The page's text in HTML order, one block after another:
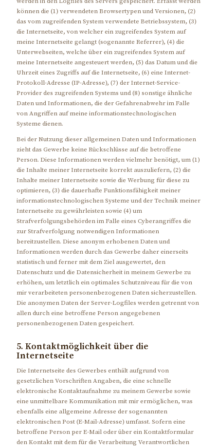
können die (1) verwendeten Browsertypen und Versionen, (2)
das vom zugreifenden System verwendete Betriebssystem, (3)
die Internetseite, von welcher ein zugreifendes System auf
meine Internetseite gelangt (sogenannte Referrer), (4) die
Unterwebseiten, welche über ein zugreifendes System auf
meine Internetseite angesteuert werden, (5) das Datum und die
Uhrzeit eines Zugriffs auf die Internetseite, (6) eine Internet-
Protokoll-Adresse (IP-Adresse), (7) der Internet-Service-
Provider des zugreifenden Systems und (8) sonstige ähnliche
Daten und Informationen, die der Gefahrenabwehr im Falle
von Angriffen auf meine informationstechnologischen
Systeme dienen.
Bei der Nutzung dieser allgemeinen Daten und Informationen
zieht das Gewerbe keine Rückschlüsse auf die betroffene
Person. Diese Informationen werden vielmehr benötigt, um (1)
die Inhalte meiner Internetseite korrekt auszuliefern, (2) die
Inhalte meiner Internetseite sowie die Werbung für diese zu
optimieren, (3) die dauerhafte Funktionsfähigkeit meiner
informationstechnologischen Systeme und der Technik meiner
Internetseite zu gewährleisten sowie (4) um
Strafverfolgungsbehörden im Falle eines Cyberangriffes die
zur Strafverfolgung notwendigen Informationen
bereitzustellen. Diese anonym erhobenen Daten und
Informationen werden durch das Gewerbe daher einerseits
statistisch und ferner mit dem Ziel ausgewertet, den
Datenschutz und die Datensicherheit in meinem Gewerbe zu
erhöhen, um letztlich ein optimales Schutzniveau für die von
mir verarbeiteten personenbezogenen Daten sicherzustellen.
Die anonymen Daten der Server-Logfiles werden getrennt von
allen durch eine betroffene Person angegebenen
personenbezogenen Daten gespeichert.
5. Kontaktmöglichkeit über die
Internetseite
Die Internetseite des Gewerbes enthält aufgrund von
gesetzlichen Vorschriften Angaben, die eine schnelle
elektronische Kontaktaufnahme zu meinem Gewerbe sowie
eine unmittelbare Kommunikation mit mir ermöglichen, was
ebenfalls eine allgemeine Adresse der sogenannten
elektronischen Post (E-Mail-Adresse) umfasst. Sofern eine
betroffene Person per E-Mail oder über ein Kontaktformular
den Kontakt mit dem für die Verarbeitung Verantwortlichen